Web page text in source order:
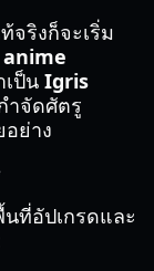
ริงก็จะเริ่ม
anime
ป็น Igris
ำจัดศัตรู
ย่าง
ที่อัปเกรดและ